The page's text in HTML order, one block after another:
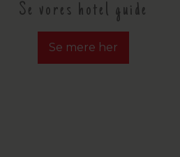
Se vores hotel guide
Se mere her